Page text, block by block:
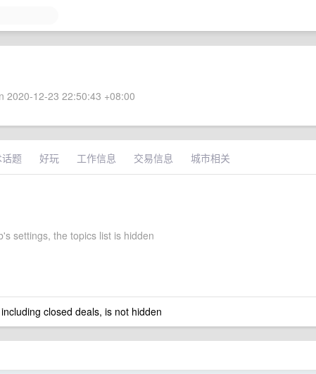
2020-12-23 22:50:43 +08:00
题 好玩 工作信息 交易信息 城市相关
settings, the topics list is hidden
closed deals, is not hidden